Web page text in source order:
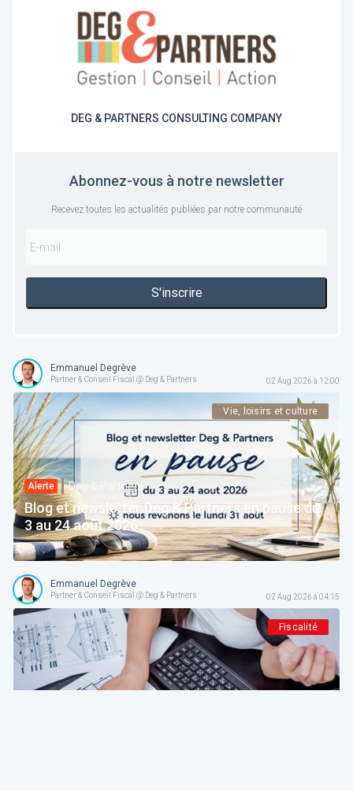
DEG & PARTNERS CONSULTING COMPANY
Abonnez-vous à notre newsletter
Recevez toutes les actualités publiées par notre communauté
S'inscrire
Emmanuel Degrève
Partner & Conseil Fiscal @ Deg & Partners 02 Aug 2026 à 12:00
Vie, loisirs et culture
Alerte Deg & Partners
Blog et newsletter Deg & Partners en pause du
3 au 24 août 2026
Emmanuel Degrève
Partner & Conseil Fiscal @ Deg & Partners 02 Aug 2026 à 04:15
Fiscalité